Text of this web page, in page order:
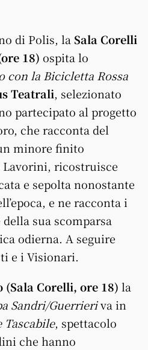
di Polis, la Sala Corelli
18) ospita lo
con la Bicicletta Rossa
Teatrali, selezionato
partecipato al progetto
che racconta del
minore finito
ricostruisce
e sepolta nonostante
e ne racconta i
sua scomparsa
odierna. A seguire
e i Visionari.
(Sala Corelli, ore 18) la
Sandri/Guerrieriva in
Tascabile, spettacolo
che hanno